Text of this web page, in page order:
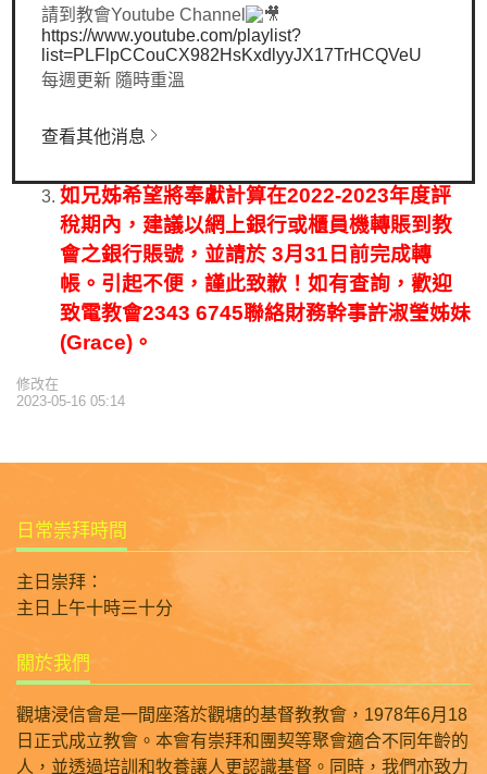
奉獻項目名稱及代號 : 1) 經常費 2) 感恩 3) 慈惠 4) 差
傳 5) 維修基金 6) 其他（請註明…）
請於轉賬完成後盡快通知本會奉獻者的個人資料及奉
獻項目，否則將以 「主知名」 身份把奉獻金額記入本
證，並經教會核實，此款項亦會記入奉獻者的奉獻之
如兄姊希望將奉獻計算在2022-2023年度評
稅期內，建議以網上銀行或櫃員機轉賬到教
會之銀行賬號，並請於 3月31日前完成轉
帳。引起不便，謹此致歉！如有查詢，歡迎
致電教會2343 6745聯絡財務幹事許淑瑩姊妹
(Grace)。
修改在
2023-05-16 05:14
日常崇拜時間
主日崇拜：
主日上午十時三十分
關於我們
觀塘浸信會是一間座落於觀塘的基督教教會，1978年6月18
日正式成立教會。本會有崇拜和團契等聚會適合不同年齡的
人，並透過培訓和牧養讓人更認識基督。同時，我們亦致力
請到教會Youtube Channel
https://www.youtube.com/playlist?
list=PLFlpCCouCX982HsKxdlyyJX17TrHCQVeU
每週更新 隨時重溫
查看其他消息